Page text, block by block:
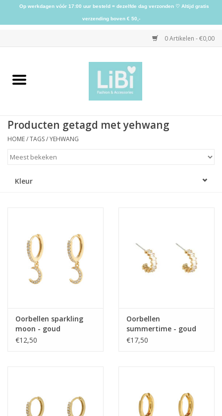
0 Artikelen - €0,00
Home
Schoenen
Home deco
Producten getagd met yehwang
HOME/TAGS/YEHWANG
Kleur
Oorbellen sparkling
moon - goud
€12,50
Oorbellen
summertime - goud
€17,50
Op werkdagen vóór 17:00 uur besteld = dezelfde dag verzonden ♡ Altijd gratis
verzending boven € 50,-